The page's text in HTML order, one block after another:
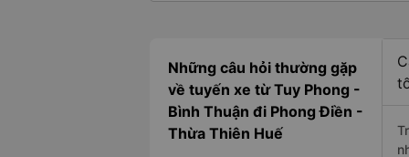
Những câu hỏi thường gặp
về tuyến xe từ Tuy Phong -
Bình Thuận đi Phong Điền -
Thừa Thiên Huế